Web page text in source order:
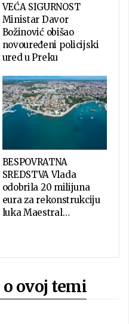
VEĆA SIGURNOST
Ministar Davor
Božinović obišao
novouređeni policijski
ured u Preku
BESPOVRATNA
SREDSTVA Vlada
odobrila 20 milijuna
eura za rekonstrukciju
luka Maestral…
ovoj temi